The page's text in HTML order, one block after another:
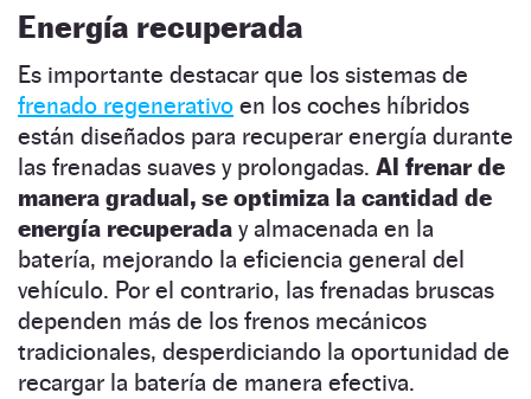
Energía recuperada
Es importante destacar que los sistemas de
frenado regenerativo en los coches híbridos
están diseñados para recuperar energía durante
las frenadas suaves y prolongadas. Al frenar de
manera gradual, se optimiza la cantidad de
energía recuperada y almacenada en la
batería, mejorando la eficiencia general del
vehículo. Por el contrario, las frenadas bruscas
dependen más de los frenos mecánicos
tradicionales, desperdiciando la oportunidad de
recargar la batería de manera efectiva.